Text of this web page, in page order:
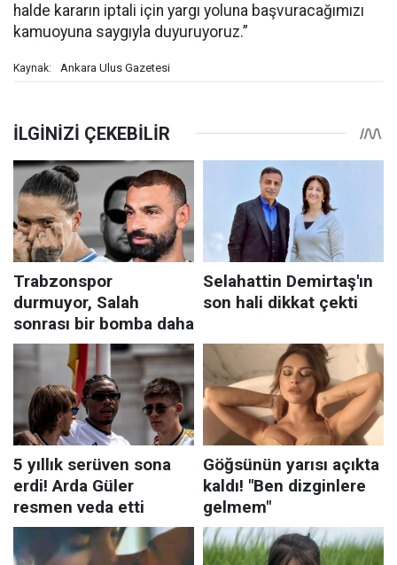
halde kararın iptali için yargı yoluna başvuracağımızı
kamuoyuna saygıyla duyuruyoruz.”
Kaynak: Ankara Ulus Gazetesi